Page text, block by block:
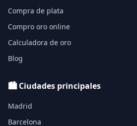
Compra de plata
Compro oro online
Calculadora de oro
Blog
🏙️ Ciudades principales
Madrid
Barcelona